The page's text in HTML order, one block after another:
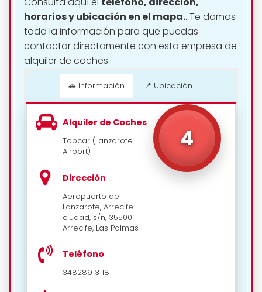
horarios y ubicación en el mapa.. Te damos
toda la información para que puedas
contactar directamente con esta empresa de
alquiler de coches.
🚗 Información 📍 Ubicación
4
Alquiler de Coches
Topcar (Lanzarote
Airport)
Dirección
Aeropuerto de
Lanzarote, Arrecife
ciudad, s/n, 35500
Arrecife, Las Palmas
Teléfono
34828913118